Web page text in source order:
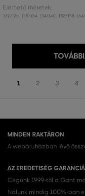
Elérhető méretek:
122/128 128/134 134/140 152/158
1 2 3 4
MINDEN RAKTÁRON
A webáruházban lévő
AZ EREDETISÉG
Cégünk 1999-től a Gant
Nálunk mindig 100%-ban